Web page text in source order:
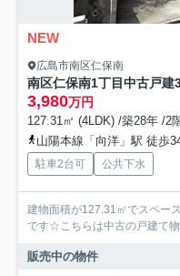
NEW
広島市南区仁保南
南区仁保南1丁目中古戸建
3,980万円
127.31㎡ (4LDK) /築28年 /2
山陽本線「向洋」駅 徒歩
駐車2台可 公共下水
建物面積が127.31㎡でスペー
です☆こちらは中古の戸建て
販売中の物件